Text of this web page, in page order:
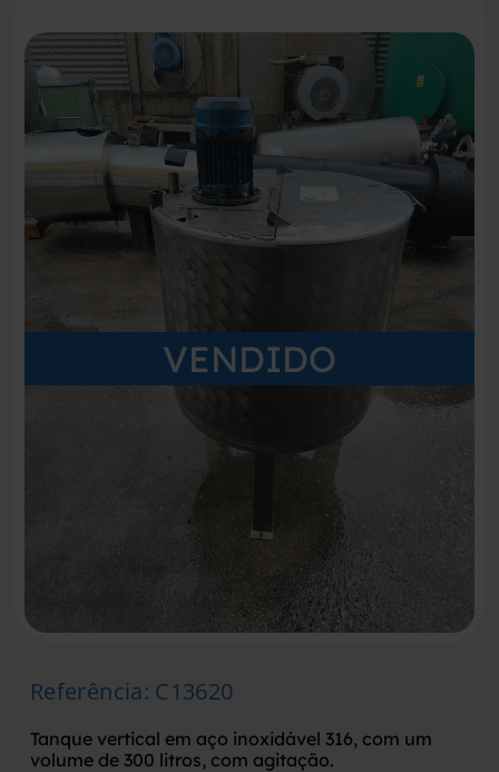
VENDIDO
Referência: C13620
Tanque vertical em aço inoxidável 316, com um
volume de 300 litros, com agitação.